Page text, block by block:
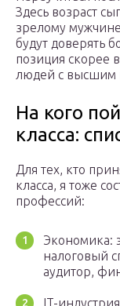
Здесь возраст
зрелому
будут доверять
позиция скорее
людей с высшим
На кого
класса:
Для тех, кто
класса, я тоже
профессий:
Экономика:
налоговый
аудитор,
IT-